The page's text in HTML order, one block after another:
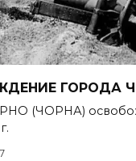
ГОРОДА
(ЧОРНА)